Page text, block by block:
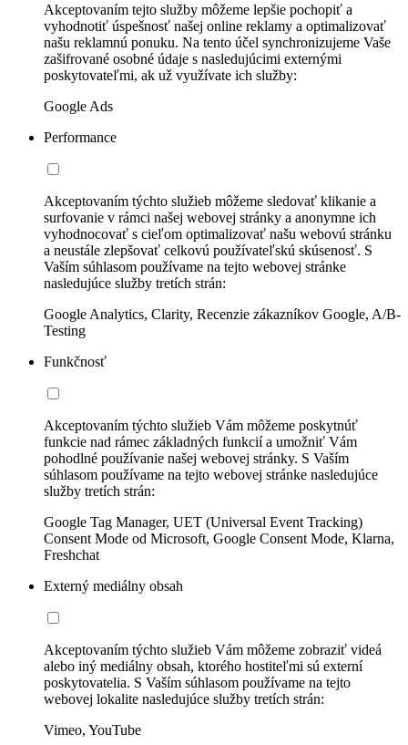
Akceptovaním tejto služby môžeme lepšie pochopiť a
vyhodnotiť úspešnosť našej online reklamy a optimalizovať
našu reklamnú ponuku. Na tento účel synchronizujeme Vaše
zašifrované osobné údaje s nasledujúcimi externými
poskytovateľmi, ak už využívate ich služby:
Google Ads
Performance
Akceptovaním týchto služieb môžeme sledovať klikanie a
surfovanie v rámci našej webovej stránky a anonymne ich
vyhodnocovať s cieľom optimalizovať našu webovú stránku
a neustále zlepšovať celkovú používateľskú skúsenosť. S
Vaším súhlasom používame na tejto webovej stránke
nasledujúce služby tretích strán:
Google Analytics, Clarity, Recenzie zákazníkov Google, A/B-
Testing
Funkčnosť
Akceptovaním týchto služieb Vám môžeme poskytnúť
funkcie nad rámec základných funkcií a umožniť Vám
pohodlné používanie našej webovej stránky. S Vaším
súhlasom používame na tejto webovej stránke nasledujúce
služby tretích strán:
Google Tag Manager, UET (Universal Event Tracking)
Consent Mode od Microsoft, Google Consent Mode, Klarna,
Freshchat
Externý mediálny obsah
Akceptovaním týchto služieb Vám môžeme zobraziť videá
alebo iný mediálny obsah, ktorého hostiteľmi sú externí
poskytovatelia. S Vaším súhlasom používame na tejto
webovej lokalite nasledujúce služby tretích strán:
Vimeo, YouTube